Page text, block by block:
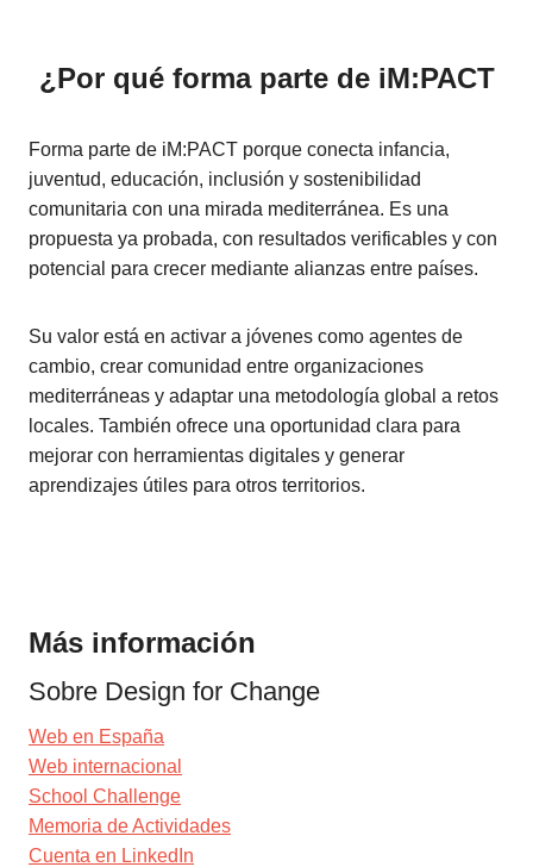
¿Por qué forma parte de iM:PACT
Forma parte de iM:PACT porque conecta infancia,
juventud, educación, inclusión y sostenibilidad
comunitaria con una mirada mediterránea. Es una
propuesta ya probada, con resultados verificables y con
potencial para crecer mediante alianzas entre países.
Su valor está en activar a jóvenes como agentes de
cambio, crear comunidad entre organizaciones
mediterráneas y adaptar una metodología global a retos
locales. También ofrece una oportunidad clara para
mejorar con herramientas digitales y generar
aprendizajes útiles para otros territorios.
Más información
Sobre Design for Change
Web en España
Web internacional
School Challenge
Memoria de Actividades
Cuenta en LinkedIn